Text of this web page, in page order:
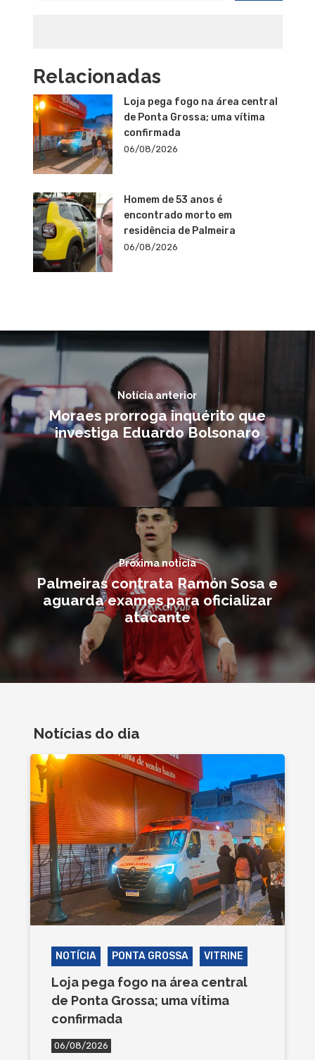
Relacionadas
Loja pega fogo na área central
de Ponta Grossa; uma vítima
confirmada
06/08/2026
Homem de 53 anos é
encontrado morto em
residência de Palmeira
06/08/2026
Notícia anterior
Moraes prorroga inquérito que
investiga Eduardo Bolsonaro
Próxima notícia
Palmeiras contrata Ramón Sosa e
aguarda exames para oficializar
atacante
Notícias do dia
NOTÍCIA PONTA GROSSA VITRINE
Loja pega fogo na área central
de Ponta Grossa; uma vítima
confirmada
06/08/2026